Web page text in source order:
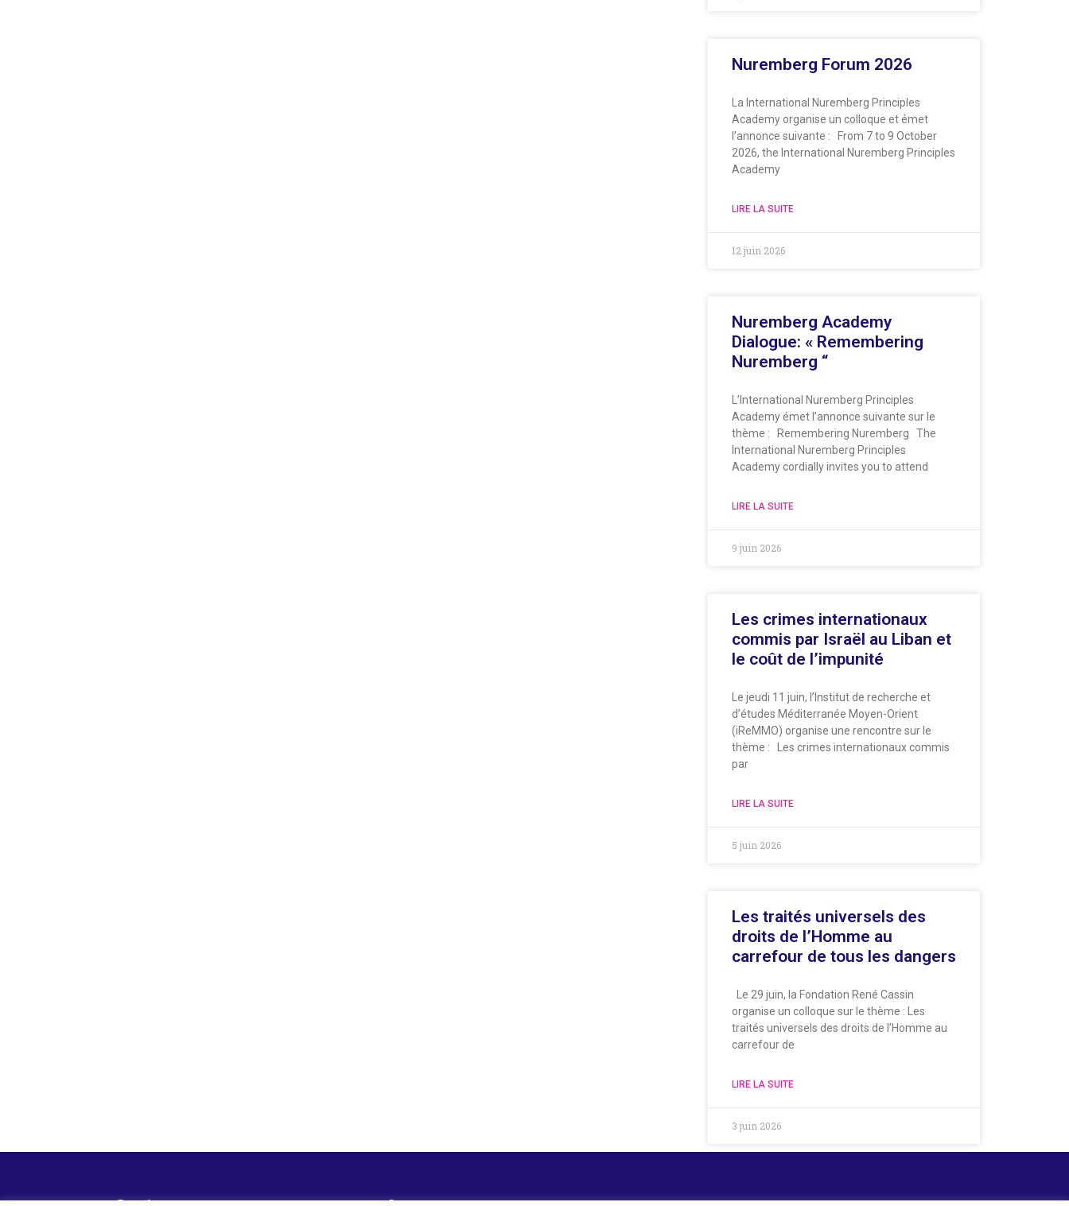
Nuremberg Forum 2026
La International Nuremberg Principles
Academy organise un colloque et émet
l’annonce suivante : From 7 to 9 October
2026, the International Nuremberg Principles
Academy
LIRE LA SUITE
12 juin 2026
Nuremberg Academy
Dialogue: « Remembering
Nuremberg “
L’International Nuremberg Principles
Academy émet l’annonce suivante sur le
thème : Remembering Nuremberg The
International Nuremberg Principles
Academy cordially invites you to attend
LIRE LA SUITE
9 juin 2026
Les crimes internationaux
commis par Israël au Liban et
le coût de l’impunité
Le jeudi 11 juin, l’Institut de recherche et
d’études Méditerranée Moyen-Orient
(iReMMO) organise une rencontre sur le
thème : Les crimes internationaux commis
par
LIRE LA SUITE
5 juin 2026
Les traités universels des
droits de l’Homme au
carrefour de tous les dangers
Le 29 juin, la Fondation René Cassin
organise un colloque sur le thème : Les
traités universels des droits de l’Homme au
carrefour de
LIRE LA SUITE
3 juin 2026